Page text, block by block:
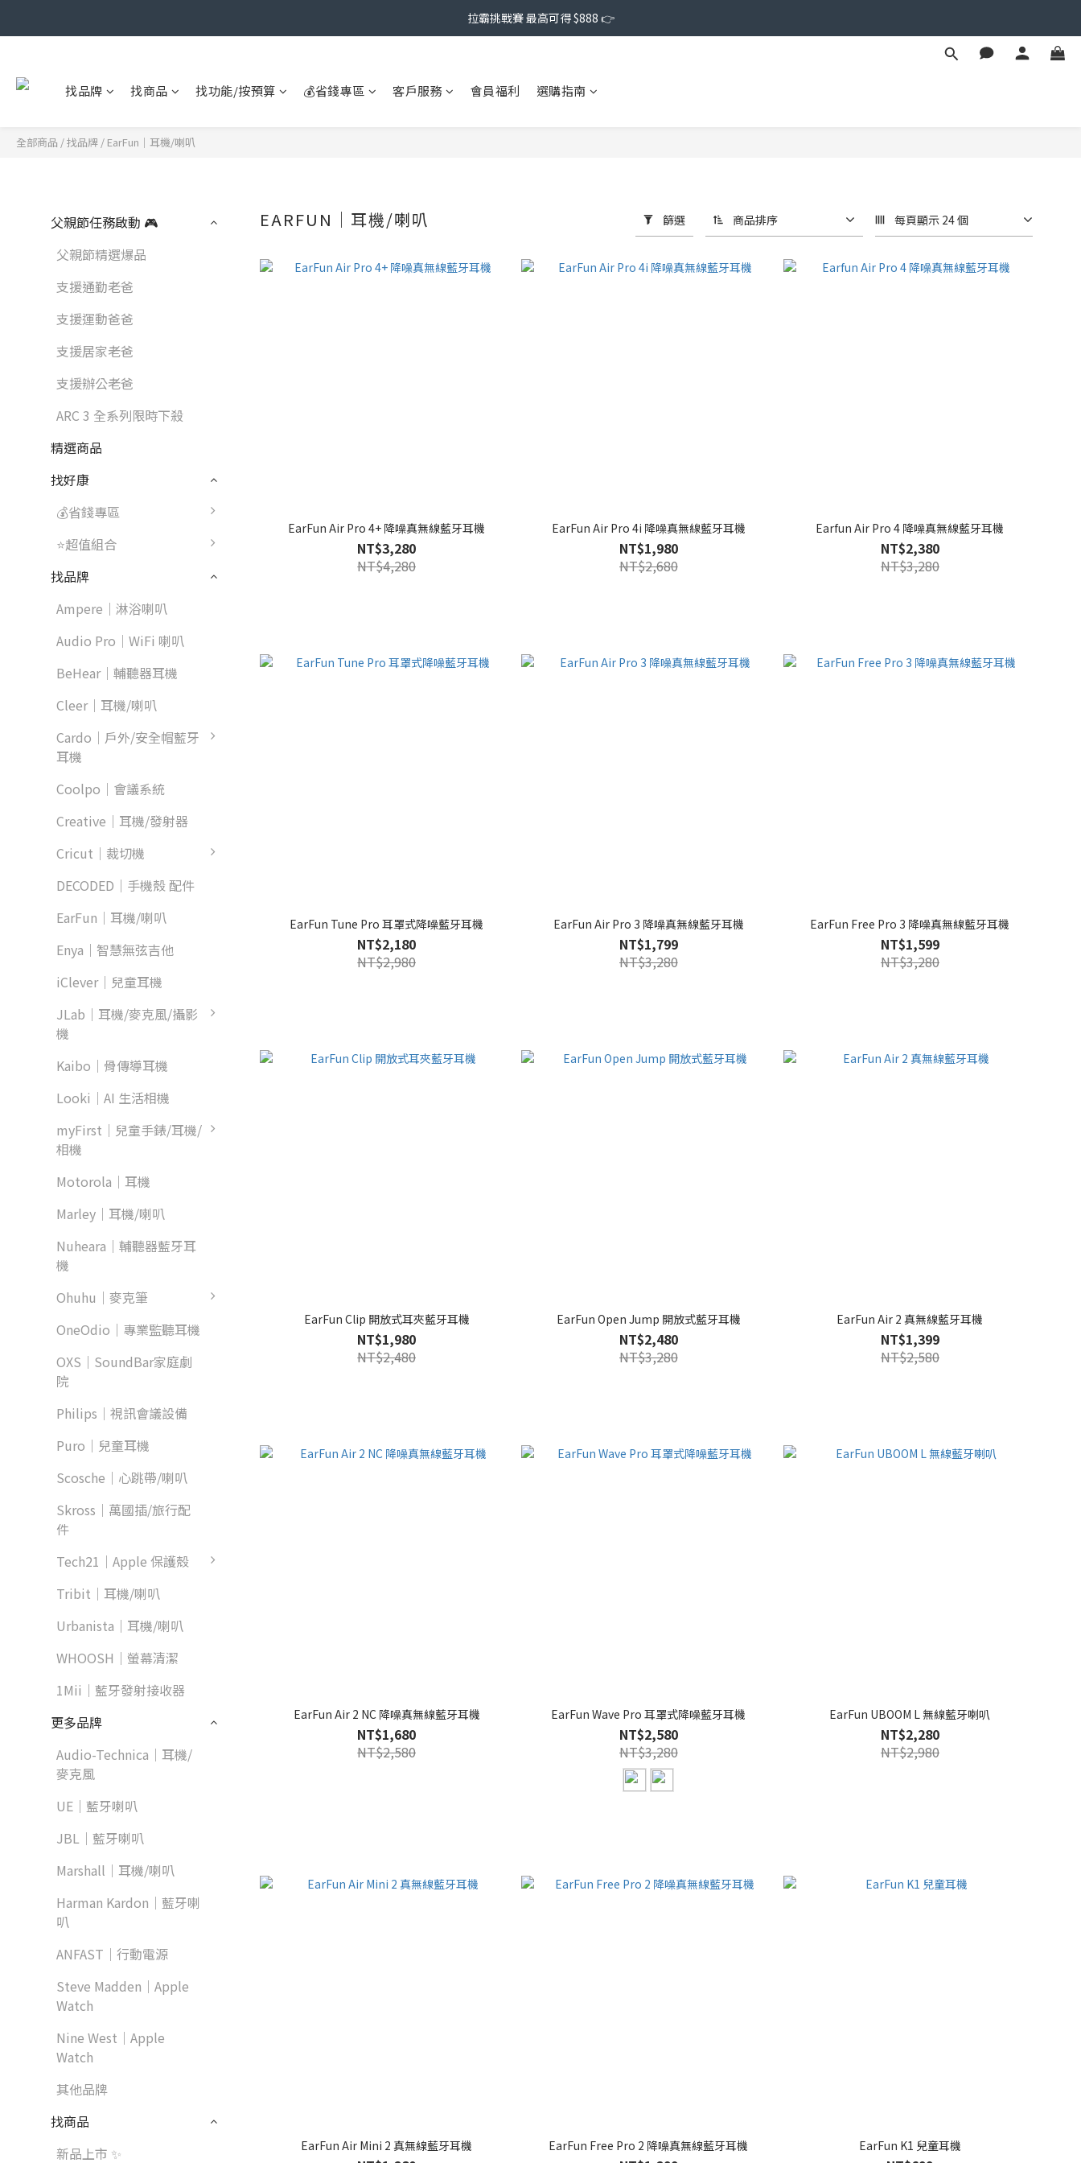
拉霸挑戰賽 最高可得 $888 👉
找品牌 找商品 找功能/按預算 💰省錢專區 客戶服務 會員福利 選購指南
全部商品 /找品牌 / EarFun｜耳機/喇叭
父親節任務啟動 🎮
父親節精選爆品
支援通勤老爸
支援運動爸爸
支援居家老爸
支援辦公老爸
ARC 3 全系列限時下殺
精選商品
找好康
💰省錢專區
⭐超值組合
找品牌
Ampere｜淋浴喇叭
Audio Pro｜WiFi 喇叭
BeHear｜輔聽器耳機
Cleer｜耳機/喇叭
Cardo｜戶外/安全帽藍牙
耳機
Coolpo｜會議系統
Creative｜耳機/發射器
Cricut｜裁切機
DECODED｜手機殼 配件
EarFun｜耳機/喇叭
Enya｜智慧無弦吉他
iClever｜兒童耳機
JLab｜耳機/麥克風/攝影
機
Kaibo｜骨傳導耳機
Looki｜AI 生活相機
myFirst｜兒童手錶/耳機/
相機
Motorola｜耳機
Marley｜耳機/喇叭
Nuheara｜輔聽器藍牙耳
機
Ohuhu｜麥克筆
OneOdio｜專業監聽耳機
OXS｜SoundBar家庭劇
院
Philips｜視訊會議設備
Puro｜兒童耳機
Scosche｜心跳帶/喇叭
Skross｜萬國插/旅行配
件
Tech21｜Apple 保護殼
Tribit｜耳機/喇叭
Urbanista｜耳機/喇叭
WHOOSH｜螢幕清潔
1Mii｜藍牙發射接收器
更多品牌
Audio-Technica｜耳機/
麥克風
UE｜藍牙喇叭
JBL｜藍牙喇叭
Marshall｜耳機/喇叭
Harman Kardon｜藍牙喇
叭
ANFAST｜行動電源
Steve Madden｜Apple
Watch
Nine West｜Apple
Watch
其他品牌
找商品
新品上市 ✨
EARFUN｜耳機/喇叭 篩選 商品排序 每頁顯示 24 個
EarFun Air Pro 4+ 降噪真無線藍牙耳機
NT$3,280
NT$4,280
EarFun Air Pro 4i 降噪真無線藍牙耳機
NT$1,980
NT$2,680
Earfun Air Pro 4 降噪真無線藍牙耳機
NT$2,380
NT$3,280
EarFun Tune Pro 耳罩式降噪藍牙耳機
NT$2,180
NT$2,980
EarFun Air Pro 3 降噪真無線藍牙耳機
NT$1,799
NT$3,280
EarFun Free Pro 3 降噪真無線藍牙耳機
NT$1,599
NT$3,280
EarFun Clip 開放式耳夾藍牙耳機
NT$1,980
NT$2,480
EarFun Open Jump 開放式藍牙耳機
NT$2,480
NT$3,280
EarFun Air 2 真無線藍牙耳機
NT$1,399
NT$2,580
EarFun Air 2 NC 降噪真無線藍牙耳機
NT$1,680
NT$2,580
EarFun Wave Pro 耳罩式降噪藍牙耳機
NT$2,580
NT$3,280
EarFun UBOOM L 無線藍牙喇叭
NT$2,280
NT$2,980
EarFun Air Mini 2 真無線藍牙耳機 EarFun Free Pro 2 降噪真無線藍牙耳機 EarFun K1 兒童耳機